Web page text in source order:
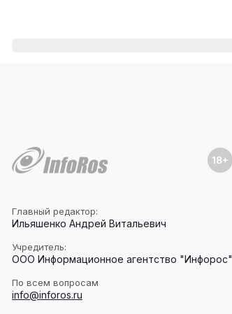
Главный редактор:
Ильяшенко Андрей Витальевич
Учредитель:
ООО Информационное агентство "Инфорос"
По всем вопросам
info@inforos.ru